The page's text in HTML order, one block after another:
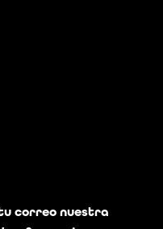
correo nuestra